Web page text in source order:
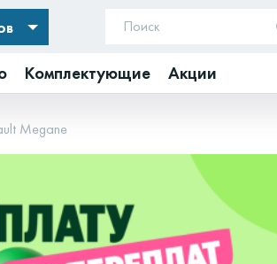
Комплектующие Акции
Megane